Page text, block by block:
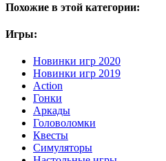
Похожие в этой категории:
Игры:
Новинки игр 2020
Новинки игр 2019
Action
Гонки
Аркады
Головоломки
Квесты
Симуляторы